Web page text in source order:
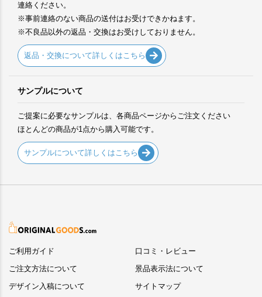
連絡ください。
※事前連絡のない商品の送付はお受けできかねます。
※不良品以外の返品・交換はお受けしておりません。
返品・交換について詳しくはこちら
サンプルについて
ご提案に必要なサンプルは、各商品ページからご注文ください
ほとんどの商品が1点から購入可能です。
サンプルについて詳しくはこちら
ご利用ガイド
ご注文方法について
デザイン入稿について
口コミ・レビュー
景品表示法について
サイトマップ